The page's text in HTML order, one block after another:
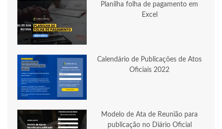
Planilha folha de pagamento em
Excel
Calendário de Publicações de Atos
Oficiais 2022
Modelo de Ata de Reunião para
publicação no Diário Oficial